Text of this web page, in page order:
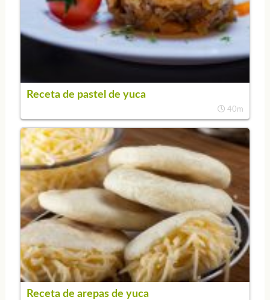
Receta de pastel de yuca
40m
Receta de arepas de yuca